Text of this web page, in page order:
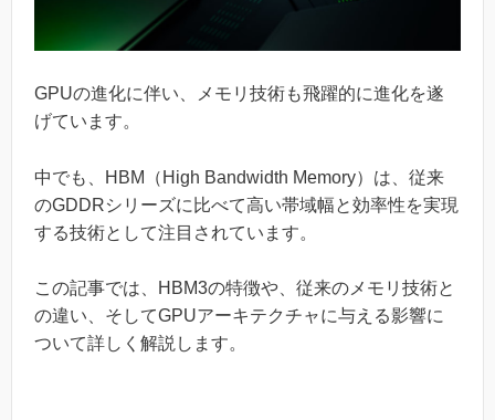
GPUの進化に伴い、メモリ技術も飛躍的に進化を遂
げています。
中でも、HBM（High Bandwidth Memory）は、従来
のGDDRシリーズに比べて高い帯域幅と効率性を実現
する技術として注目されています。
この記事では、HBM3の特徴や、従来のメモリ技術と
の違い、そしてGPUアーキテクチャに与える影響に
ついて詳しく解説します。